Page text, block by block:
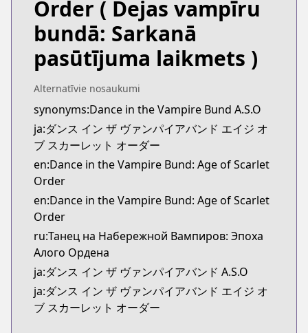
CDJapan
CDJapan
https://www.anime-planet.com/manga/https://
MangaUpdates
MangaUpdates
https://www.mangaupdates.com/
Book☆Walker
Book☆Walker
https://bookwalker.jp/series/224125/list
Official English
Official English
https://sevenseasentertainment.com/series/
Order ( Dejas vampīru
bundā: Sarkanā
pasūtījuma laikmets )
Alternatīvie nosaukumi
synonyms:Dance in the Vampire Bund A.S.O
ja:ダンス イン ザ ヴァンパイアバンド エイジ オ
ブ スカーレット オーダー
en:Dance in the Vampire Bund: Age of Scarlet
Order
en:Dance in the Vampire Bund: Age of Scarlet
Order
ru:Танец на Набережной Вампиров: Эпоха
Алого Ордена
ja:ダンス イン ザ ヴァンパイアバンド A.S.O
ja:ダンス イン ザ ヴァンパイアバンド エイジ オ
ブ スカーレット オーダー